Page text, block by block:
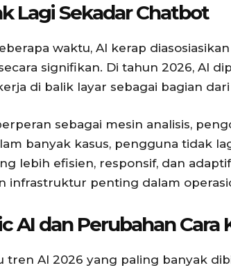
Lagi Sekadar Chatbot
waktu, AI kerap
signifikan. Di tahun 2026, AI
di balik layar sebagai bagian
sebagai mesin analisis,
banyak kasus, pengguna tidak
lebih efisien, responsif, dan
infrastruktur penting dalam
AI dan Perubahan Cara
tren AI 2026 yang paling banyak